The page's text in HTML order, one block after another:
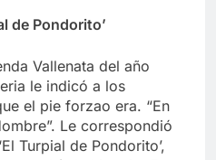
de Pondorito’
Vallenata del año
le indicó a los
el pie forzao era. “En
Le correspondió
Turpial de Pondorito’,